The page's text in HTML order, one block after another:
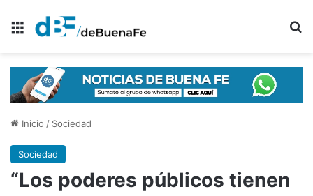
Menú
Inicio / Sociedad
Sociedad
“Los poderes públicos tienen